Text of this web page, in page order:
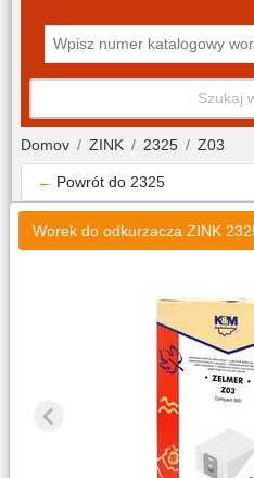
Szukaj
Domov ZINK 2325 Z03
← Powrót do 2325
Worek do odkurzacza ZINK